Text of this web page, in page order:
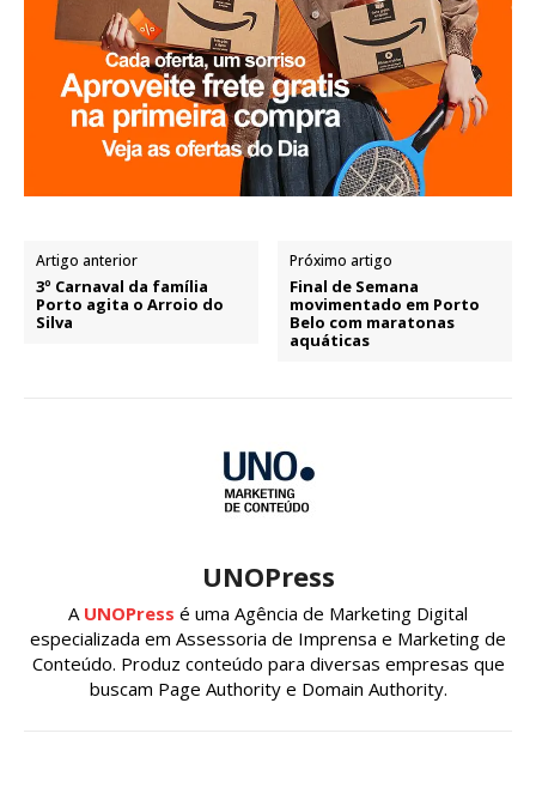
Artigo anterior
3º Carnaval da família
Porto agita o Arroio do
Silva
Próximo artigo
Final de Semana
movimentado em Porto
Belo com maratonas
aquáticas
UNOPress
A UNOPress é uma Agência de Marketing Digital
especializada em Assessoria de Imprensa e Marketing de
Conteúdo. Produz conteúdo para diversas empresas que
buscam Page Authority e Domain Authority.